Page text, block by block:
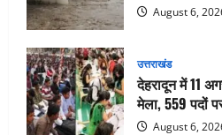
August 6,
उत्तराखंड
देहरादून में 11
मेला, 559 पदों पर
August 6,